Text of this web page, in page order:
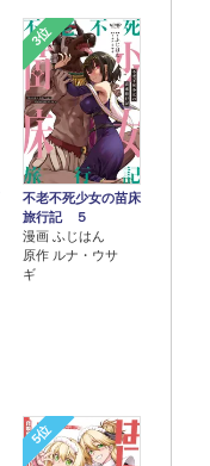
3位
不老不死少女の苗床
旅行記 ５
漫画 ふじはん
原作 ルナ・ウサ
ギ
5位